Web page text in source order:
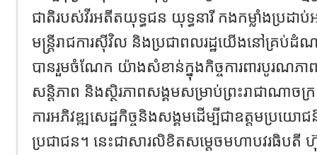
ជាតិរបស់វីរអតីតយុទ្ធជន យុទ្ធនារី កងកម្លាំងប្រដា
មន្ត្រីរាជការស៊ីវិល និងប្រជាពលរដ្ឋយើងនៅគ្រប់ដំណ
បានរួមចំណែក យ៉ាងសំខាន់ក្នុងកិច្ចការពារបូរណភ
សន្តិភាព និងស្ថិរភាពសង្គមសម្រាប់ព្រះរាជាណាចក្
ការអភិវឌ្ឍសេដ្ឋកិច្ចនិងសង្គមដើម្បីជាឧត្តមប្រយ
ប្រជាជន។ នេះជាសារលិខិតសម្តេចមហាបវរធិបតី